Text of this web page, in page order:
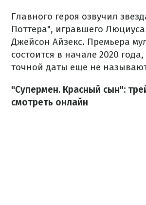
Главного героя озвучил
Поттера", игравшего
Джейсон Айзекс. Премьера
состоится в начале 2020
точной даты еще не
"Супермен. Красный сын":
смотреть онлайн